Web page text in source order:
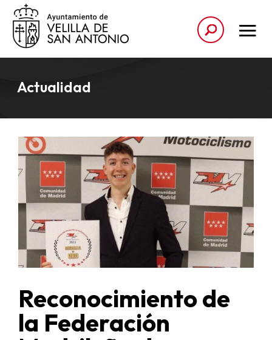
Actualidad
Reconocimiento de
la Federación